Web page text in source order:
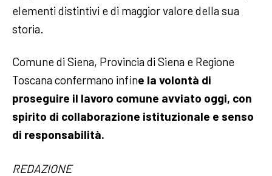
elementi distintivi e di maggior valore della sua
storia.
Comune di Siena, Provincia di Siena e Regione
Toscana confermano infine la volontà di
proseguire il lavoro comune avviato oggi, con
spirito di collaborazione istituzionale e senso
di responsabilità.
REDAZIONE